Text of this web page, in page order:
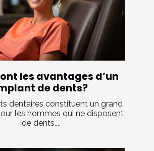
les avantages d’un
de dents?
dentaires constituent un grand
les hommes qui ne disposent
de dents....